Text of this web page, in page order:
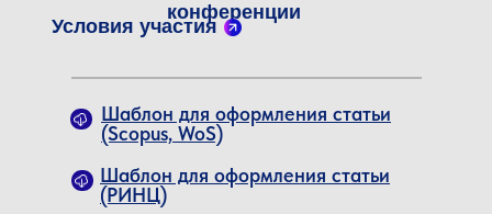
Самаркандском туристическом центре
«Великий шелковый путь»
конференции, после официального
закрытия основной программы): 5 000
RUB.
Двухдневная экскурсионная и
участников
Шаблон для оформления статьи
(Scopus, WoS)
Шаблон для оформления статьи
(РИНЦ)
конференции
Условия участия